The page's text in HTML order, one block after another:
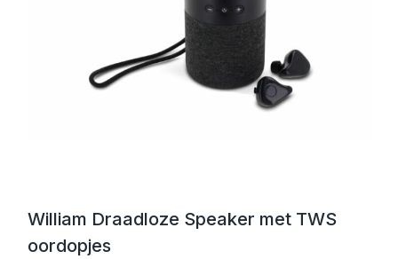
William Draadloze Speaker met TWS
oordopjes